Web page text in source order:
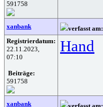
591758
xanbank verfasst am:
Registrierdatum:
22.11.2023,
07:10
Beiträge:
591758
Hand
xanbank